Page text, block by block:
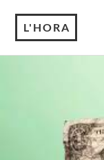
L'HORA